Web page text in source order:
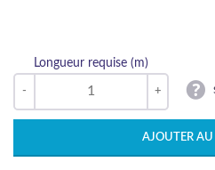
Longueur requise (m)
AJOUTER AU